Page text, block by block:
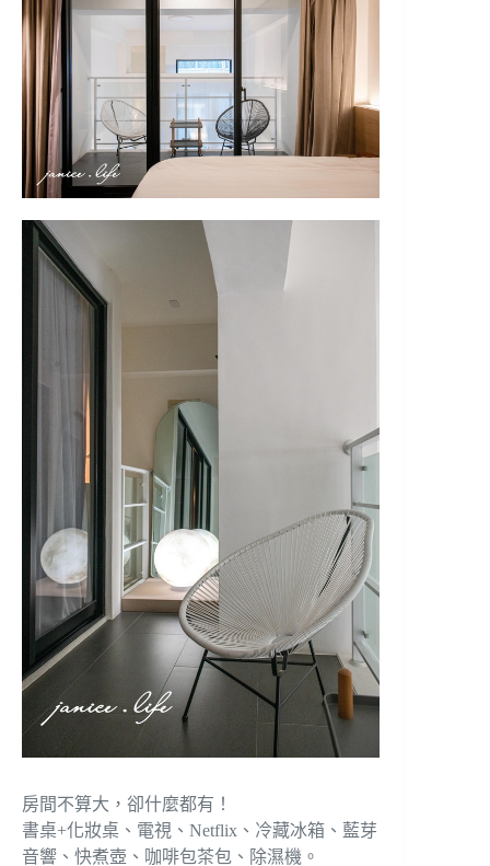
房間不算大，卻什麼都有！
書桌+化妝桌、電視、Netflix、冷藏冰箱、藍芽
音響、快煮壺、咖啡包茶包、除濕機。